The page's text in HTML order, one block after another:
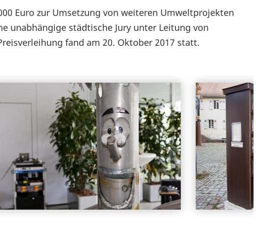
Euro zur Umsetzung von weiteren Umweltprojekten
unabhängige städtische Jury unter Leitung von
fand am 20. Oktober 2017 statt.